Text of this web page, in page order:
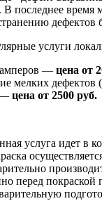
В последнее время
дефектов
услуги
— цена от
мелких дефектов
— цена от 2500 руб.
услуга идет в
перед покраской